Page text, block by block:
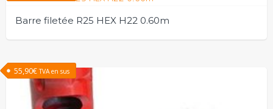
Barre filetée R25 HEX H22 0.60m
55,90€ TVA en sus